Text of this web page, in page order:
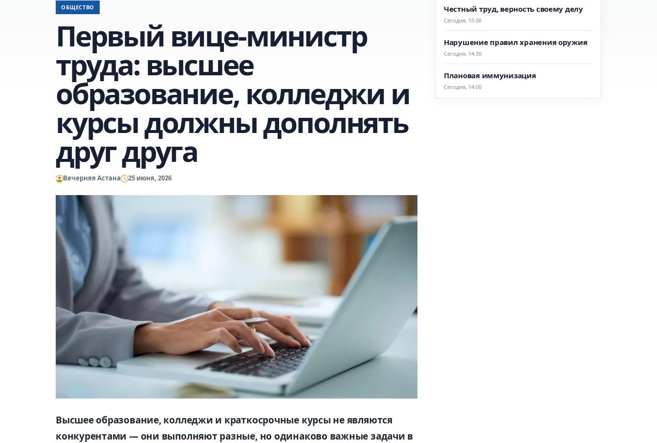
ОБЩЕСТВО
Первый вице-министр
труда: высшее
образование, колледжи и
курсы должны дополнять
друг друга
Вечерняя Астана 25 июня, 2026
Высшее образование, колледжи и краткосрочные курсы не являются
конкурентами — они выполняют разные, но одинаково важные задачи в
Честный труд, верность своему делу
Сегодня, 15:00
Нарушение правил хранения оружия
Сегодня, 14:30
Плановая иммунизация
Сегодня, 14:00